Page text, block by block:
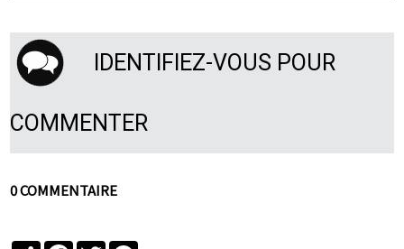
IDENTIFIEZ-VOUS POUR
COMMENTER
0 COMMENTAIRE